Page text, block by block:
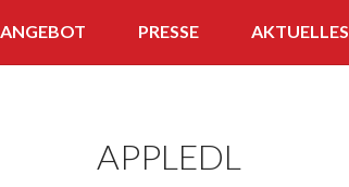
ANGEBOT
FERNLEHRGANG
PRESSE AKTUELLES
APPLEDL